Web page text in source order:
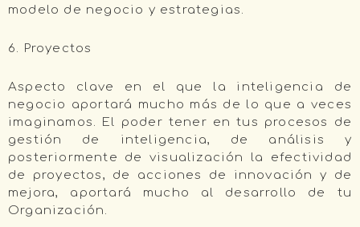
modelo de negocio y estrategias.
6. Proyectos
Aspecto clave en el que la inteligencia de
negocio aportará mucho más de lo que a veces
imaginamos. El poder tener en tus procesos de
gestión de inteligencia, de análisis y
posteriormente de visualización la efectividad
de proyectos, de acciones de innovación y de
mejora, aportará mucho al desarrollo de tu
Organización.